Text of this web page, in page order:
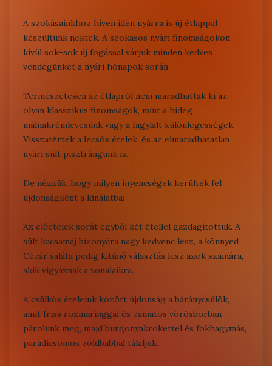
A szokásainkhoz híven idén nyárra is új étlappal
készültünk nektek. A szokásos nyári finomságokon
kívül sok-sok új fogással várjuk minden kedves
vendégünket a nyári hónapok során.
Természetesen az étlapról nem maradhattak ki az
olyan klasszikus finomságok, mint a hideg
málnakrémlevesünk vagy a fagylalt különlegességek.
Visszatértek a lecsós ételek, és az elmaradhatatlan
nyári sült pisztrángunk is.
De nézzük, hogy milyen ínyencségek kerültek fel
újdonságként a kínálatba:
Az előételek sorát egyből két étellel gazdagítottuk. A
sült kacsamáj bizonyára nagy kedvenc lesz, a könnyed
Cézár saláta pedig kitűnő választás lesz azok számára,
akik vigyáznak a vonalaikra.
A csülkös ételeink között újdonság abáránycsülök,
amit friss rozmaringgal és zamatos vörösborban
párolunk meg, majd burgonyakrokettel és fokhagymás,
paradicsomos zöldbabbal tálaljuk.